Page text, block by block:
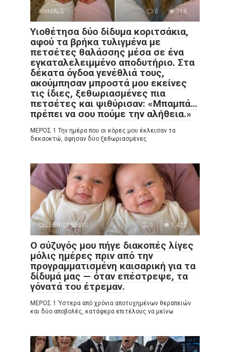
ANIMALS 0 719
Υιοθέτησα δύο δίδυμα κοριτσάκια,
αφού τα βρήκα τυλιγμένα με
πετσέτες θαλάσσης μέσα σε ένα
εγκαταλελειμμένο αποδυτήριο. Στα
δέκατα όγδοα γενέθλιά τους,
ακούμπησαν μπροστά μου εκείνες
τις ίδιες, ξεθωριασμένες πια
πετσέτες και ψιθύρισαν: «Μπαμπά…
πρέπει να σου πούμε την αλήθεια.»
ΜΕΡΟΣ 1 Την ημέρα που οι κόρες μου έκλεισαν τα
δεκαοκτώ, άφησαν δύο ξεθωριασμένες
CELEBRITY NEWS 0 1,422
Ο σύζυγός μου πήγε διακοπές λίγες
μόλις ημέρες πριν από την
προγραμματισμένη καισαρική για τα
δίδυμά μας — όταν επέστρεψε, τα
γόνατά του έτρεμαν.
ΜΕΡΟΣ 1 Ύστερα από χρόνια αποτυχημένων θεραπειών
και δύο αποβολές, κατάφερα επιτέλους να μείνω